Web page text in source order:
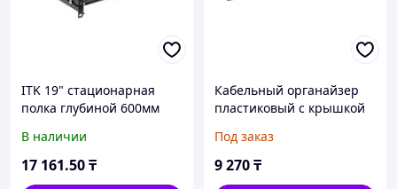
ITK 19" стационарная
полка глубиной 600мм
В наличии
17 161.50₸
Кабельный органайзер
пластиковый с крышкой
черный ITK
Под заказ
9 270₸